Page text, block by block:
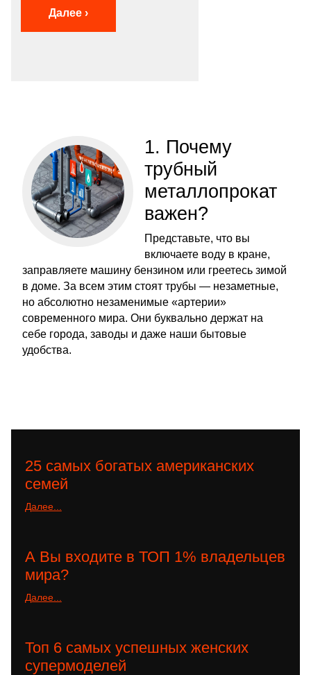
Далее ›
1. Почему
трубный
металлопрокат
важен?
Представьте, что вы
включаете воду в кране,
заправляете машину бензином или греетесь зимой
в доме. За всем этим стоят трубы — незаметные,
но абсолютно незаменимые «артерии»
современного мира. Они буквально держат на
себе города, заводы и даже наши бытовые
удобства.
25 самых богатых американских
семей
Далее...
А Вы входите в ТОП 1% владельцев
мира?
Далее...
Топ 6 самых успешных женских
супермоделей